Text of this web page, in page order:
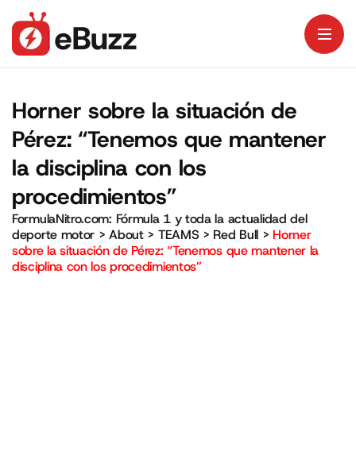
Horner sobre la situación de
Pérez: “Tenemos que mantener
la disciplina con los
procedimientos”
FormulaNitro.com: Fórmula 1 y toda la actualidad del
deporte motor >About> TEAMS > Red Bull > Horner
sobre la situación de Pérez: “Tenemos que mantener la
disciplina con los procedimientos”